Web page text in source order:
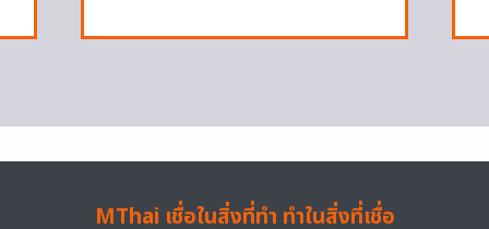
MThai เชื่อในสิ่งที่ทำ ทำในสิ่งที่เชื่อ